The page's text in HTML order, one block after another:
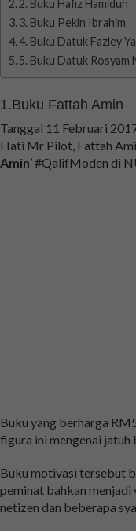
2. Buku Hafiz Hamidun
3. Buku Pekin Ibrahim
4. Buku Datuk Fazley
5. Buku Datuk Rosyam
1.Buku Fattah Amin
Tanggal 11 Februari
Hati Mr Pilot, Fattah
Amin’ #QalifModen di
Buku yang berharga
figura ini mengenai jatuh
Buku motivasi tersebut
peminat bahkan menjadi
netizen dan beberapa